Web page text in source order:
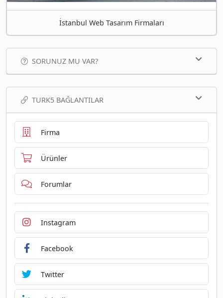
İstanbul Web Tasarım Firmaları
SORUNUZ MU VAR?
TURK5 BAĞLANTILAR
Firma
Ürünler
Forumlar
Instagram
Facebook
Twitter